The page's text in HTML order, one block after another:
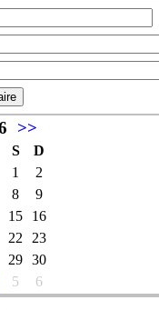
>>
S
D
1
2
8
9
15
16
22
23
29 30
5 6